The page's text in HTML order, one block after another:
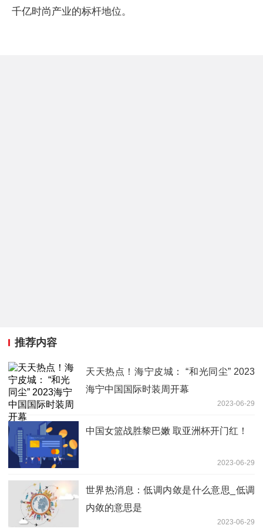
千亿时尚产业的标杆地位。
推荐内容
天天热点！海宁皮城： “和光同尘” 2023
海宁中国国际时装周开幕
2023-06-29
中国女篮战胜黎巴嫩 取亚洲杯开门红！
2023-06-29
世界热消息：低调内敛是什么意思_低调
内敛的意思是
2023-06-29